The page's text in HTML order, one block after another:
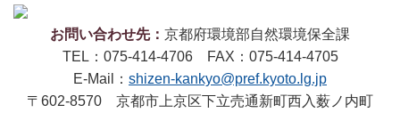
お問い合わせ先： 京都府環境部自然環境保全課
TEL：075-414-4706 FAX：075-414-4705
E-Mail： shizen-kankyo@pref.kyoto.lg.jp
〒602-8570 京都市上京区下立売通新町西入薮ノ内町